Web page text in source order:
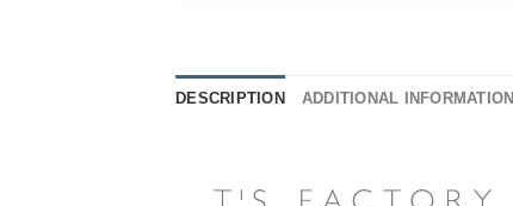
DESCRIPTION ADDITIONAL INFORMATION